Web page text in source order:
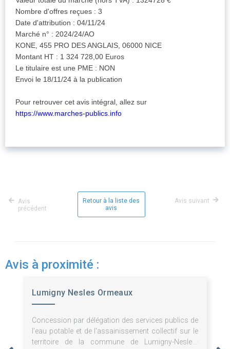
Nombre d'offres reçues : 3
Date d'attribution : 04/11/24
Marché n° : 2024/24/AO
KONE, 455 PRO DES ANGLAIS, 06000 NICE
Montant HT : 1 324 728,00 Euros
Le titulaire est une PME : NON
Envoi le 18/11/24 à la publication
Pour retrouver cet avis intégral, allez sur
https://www.marches-publics.info
Avis
précédent
Retour à la liste des
avis
Avis suivant
Avis à proximité :
Lumigny Nesles Ormeaux
Concession par délégation des services publics de
l'eau potable et de l'assainissement collectif sur le
territoire de la commune de Lumigny-Nesles-